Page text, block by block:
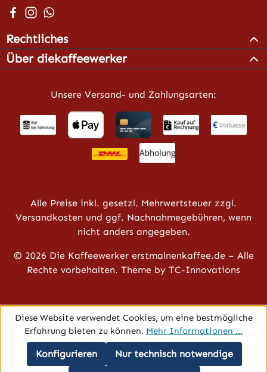
Besuche uns auf Facebook – öffnet in neuem Tab
Schau auf Instagram vorbei – öffnet in neuem Tab
Schreib uns auf WhatsApp – öffnet in neuem
Rechtliches
Über diekaffeewerker
Unsere Versand- und Zahlungsarten:
Alle Preise inkl. gesetzl. Mehrwertsteuer zzgl.
Versandkosten und ggf. Nachnahmegebühren, wenn
nicht anders angegeben.
© 2026 Die Kaffeewerker erstmalnenkaffee.de – Alle
Rechte vorbehalten. Theme by TC-Innovations
Diese Website verwendet Cookies, um eine bestmögliche
Erfahrung bieten zu können. Mehr Informationen ...
Nur technisch notwendige
Konfigurieren